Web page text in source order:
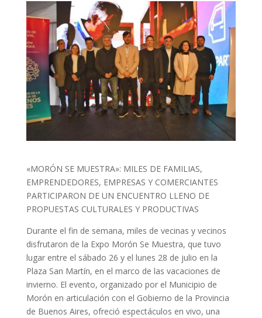
«MORÓN SE MUESTRA»: MILES DE FAMILIAS,
EMPRENDEDORES, EMPRESAS Y COMERCIANTES
PARTICIPARON DE UN ENCUENTRO LLENO DE
PROPUESTAS CULTURALES Y PRODUCTIVAS
Durante el fin de semana, miles de vecinas y vecinos
disfrutaron de la Expo Morón Se Muestra, que tuvo
lugar entre el sábado 26 y el lunes 28 de julio en la
Plaza San Martín, en el marco de las vacaciones de
invierno. El evento, organizado por el Municipio de
Morón en articulación con el Gobierno de la Provincia
de Buenos Aires, ofreció espectáculos en vivo, una